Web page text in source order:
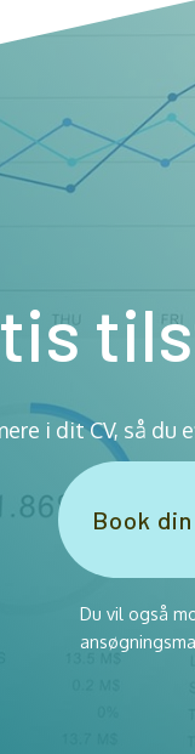
i dit CV, så du
Book
Du vil også